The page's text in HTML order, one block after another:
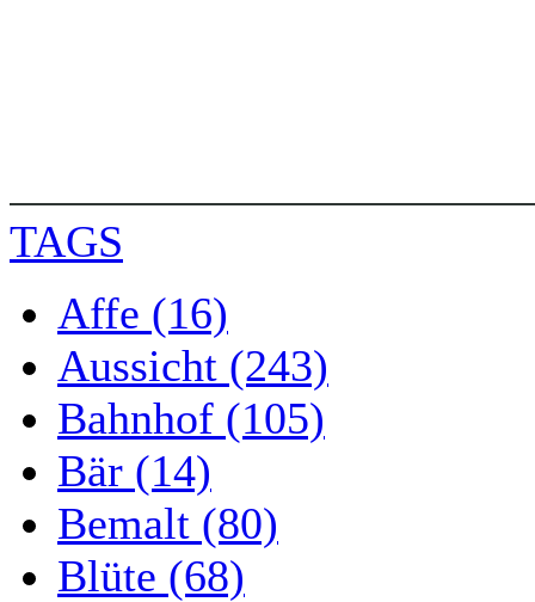
TAGS
Affe (16)
Aussicht (243)
Bahnhof (105)
Bär (14)
Bemalt (80)
Blüte (68)